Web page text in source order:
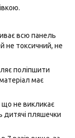
всю панель
не токсичний, не
поліпшити
має
що не викликає
дитячі пляшечки